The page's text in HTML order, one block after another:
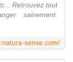
Retrouvez tout
sainement.
sense.com/